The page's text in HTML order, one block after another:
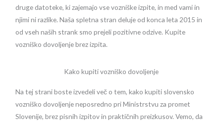
druge datoteke, ki zajemajo vse vozniške izpite, in med vami in
njimi ni razlike. Naša spletna stran deluje od konca leta 2015 in
od vseh naših strank smo prejeli pozitivne odzive. Kupite
vozniško dovoljenje brez izpita.
Kako kupiti vozniško dovoljenje
Na tej strani boste izvedeli več o tem, kako kupiti slovensko
vozniško dovoljenje neposredno pri Ministrstvu za promet
Slovenije, brez pisnih izpitov in praktičnih preizkusov. Vemo, da